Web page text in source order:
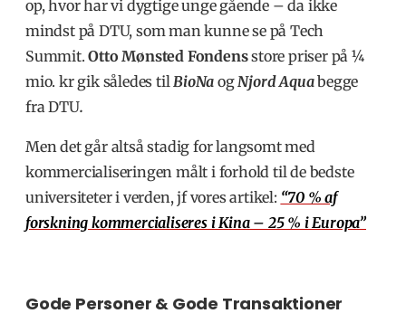
op, hvor har vi dygtige unge gående – da ikke
mindst på DTU, som man kunne se på Tech
Summit.Otto Mønsted Fondensstore priser på ¼
mio. kr gik således tilBioNa ogNjord Aquabegge
fra DTU.
Men det går altså stadig for langsomt med
kommercialiseringen målt i forhold til de bedste
universiteter i verden, jf vores artikel: “70 % af
forskning kommercialiseres i Kina – 25 % i Europa”
Gode Personer & Gode Transaktioner